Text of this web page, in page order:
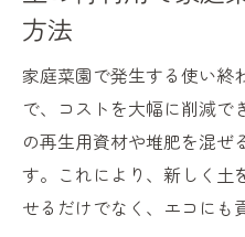
方法
家庭菜園で発生する使い終
で、コストを大幅に削減で
の再生用資材や堆肥を混ぜ
す。これにより、新しく土
せるだけでなく、エコにも